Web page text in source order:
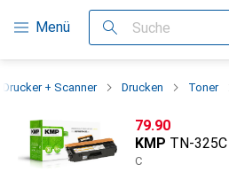
Navigation nach Kategorien
Menü Suche
Drucker + Scanner Drucken Toner
CHF
79.90
KMP TN-325C
C